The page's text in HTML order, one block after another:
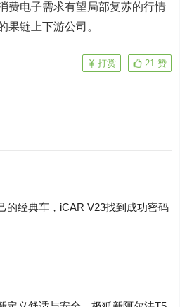
费电子需求有望局部复苏的行情
果链上下游公司。
21 赞
打赏
的经典车，iCAR V23找到成功密码